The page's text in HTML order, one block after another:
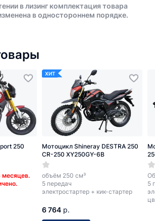
в лизинг комплектация товара
в одностороннем порядке.
250
месяцев.
ХИТ
Мотоцикл Shineray DESTRA 250
CR-250 XY250GY-6B
объём 250 см³
5 передач
электростартер + кик-стартер
6 764 р.
5